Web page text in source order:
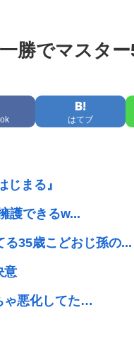
勝でマスタ
はてブ
まる』
護できるw...
る35歳こどおじ孫の...
意
ゃ悪化してた…